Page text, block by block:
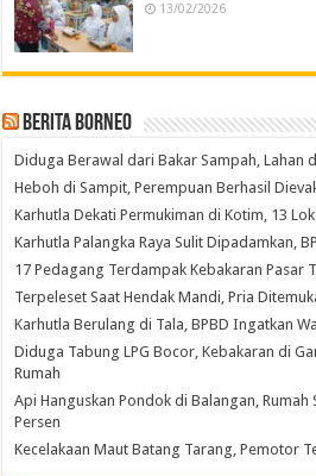
13/02/2026
Berita Borneo
Diduga Berawal dari Bakar Sampah, Lahan
Heboh di Sampit, Perempuan Berhasil
Karhutla Dekati Permukiman di Kotim, 13
Karhutla Palangka Raya Sulit Dipadamkan,
17 Pedagang Terdampak Kebakaran Pasar
Terpeleset Saat Hendak Mandi, Pria
Karhutla Berulang di Tala, BPBD Ingatkan
Diduga Tabung LPG Bocor, Kebakaran di
Rumah
Api Hanguskan Pondok di Balangan, Rumah
Persen
Kecelakaan Maut Batang Tarang, Pemotor